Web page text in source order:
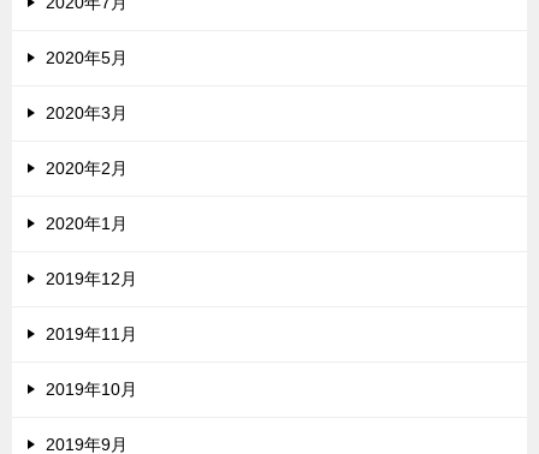
2020年5月
2020年3月
2020年2月
2020年1月
2019年12月
2019年11月
2019年10月
2019年9月